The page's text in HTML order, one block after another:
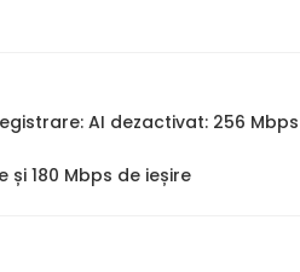
AI dezactivat: 256
și 180 Mbps de ieșire